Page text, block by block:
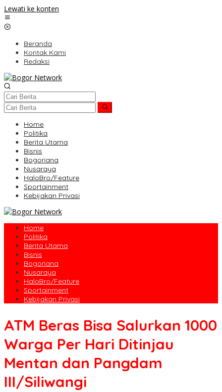
Lewati ke konten
Beranda
Kontak Kami
Redaksi
Home
Politika
Berita Utama
Bisnis
Bogoriana
Nusaraya
HaloBro/Feature
Sportainment
Kebijakan Privasi
Home
Politika
Berita Utama
Bisnis
Bogoriana
Nusaraya
HaloBro/Feature
Sportainment
Kebijakan Privasi
ATM Beras Bisa Salurkan 1000
Warga Per Hari Ditinjau
Mentan dan Pangdam
III/Siliwangi